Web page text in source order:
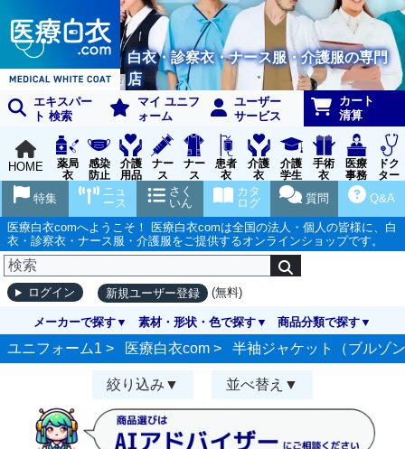
白衣・診察衣・ナース服・介護服の専門
店
エキスパー
ト 検索
マイ ユニフ
ォーム
ユーザー
サービス
カート
清算
HOME
薬局
衣
感染
防止
用品
介護
用品
ナー
ス
グッ
ズ
ナー
ス
ウェ
ア
患者
衣
介護
衣
介護
学生
実習
衣
手術
衣
医療
事務
受付
ドク
ター
ア
Q&A
質問
カタ
ログ
さく
いん
ニュ
ース
特集
医療白衣comへようこそ！ 医療白衣comは全国の法人・個人の皆様に、白
衣・診察衣・ナース服・介護服をご提供するオンラインショップです。
ログイン 新規ユーザー登録 (無料)
メーカーで探す 素材・形状・色で探す 商品分類で探す
ユニフォーム1 > 医療白衣com > 半袖ジャケット（ブルゾ
絞り込み 並べ替え